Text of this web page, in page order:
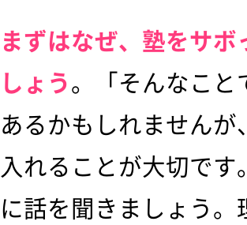
まずはなぜ、塾をサ
しょう。「そんなこ
あるかもしれません
入れることが大切で
に話を聞きましょう